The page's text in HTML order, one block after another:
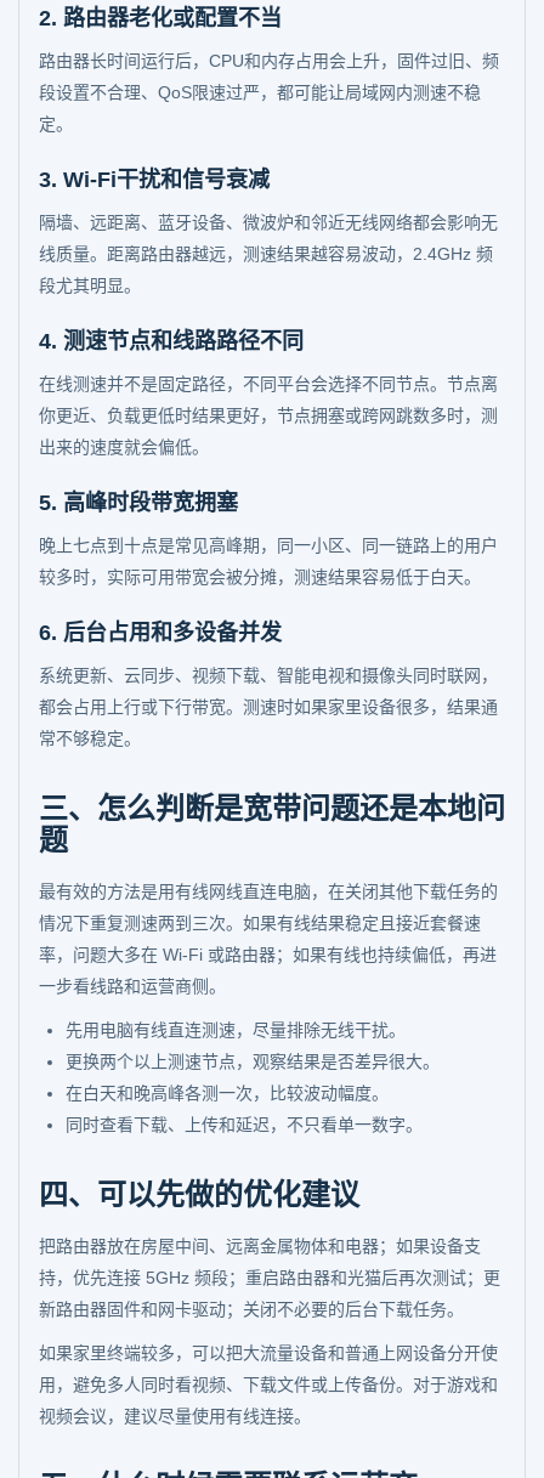
2. 路由器老化或配置不当
路由器长时间运行后，CPU和内存占用会上升，固件过旧、频
段设置不合理、QoS限速过严，都可能让局域网内测速不稳
定。
3. Wi-Fi干扰和信号衰减
隔墙、远距离、蓝牙设备、微波炉和邻近无线网络都会影响无
线质量。距离路由器越远，测速结果越容易波动，2.4GHz 频
段尤其明显。
4. 测速节点和线路路径不同
在线测速并不是固定路径，不同平台会选择不同节点。节点离
你更近、负载更低时结果更好，节点拥塞或跨网跳数多时，测
出来的速度就会偏低。
5. 高峰时段带宽拥塞
晚上七点到十点是常见高峰期，同一小区、同一链路上的用户
较多时，实际可用带宽会被分摊，测速结果容易低于白天。
6. 后台占用和多设备并发
系统更新、云同步、视频下载、智能电视和摄像头同时联网，
都会占用上行或下行带宽。测速时如果家里设备很多，结果通
常不够稳定。
三、怎么判断是宽带问题还是本地问
题
最有效的方法是用有线网线直连电脑，在关闭其他下载任务的
情况下重复测速两到三次。如果有线结果稳定且接近套餐速
率，问题大多在 Wi-Fi 或路由器；如果有线也持续偏低，再进
一步看线路和运营商侧。
先用电脑有线直连测速，尽量排除无线干扰。
更换两个以上测速节点，观察结果是否差异很大。
在白天和晚高峰各测一次，比较波动幅度。
同时查看下载、上传和延迟，不只看单一数字。
四、可以先做的优化建议
把路由器放在房屋中间、远离金属物体和电器；如果设备支
持，优先连接 5GHz 频段；重启路由器和光猫后再次测试；更
新路由器固件和网卡驱动；关闭不必要的后台下载任务。
如果家里终端较多，可以把大流量设备和普通上网设备分开使
用，避免多人同时看视频、下载文件或上传备份。对于游戏和
视频会议，建议尽量使用有线连接。